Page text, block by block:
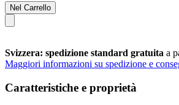
Nel Carrello
Svizzera: spedizione standard gratuita a
Maggiori informazioni su spedizione e
Caratteristiche e proprietà